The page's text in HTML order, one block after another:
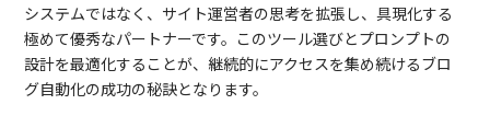
システムではなく、サイト運営者の思考を拡張し、具現化する
極めて優秀なパートナーです。このツール選びとプロンプトの
設計を最適化することが、継続的にアクセスを集め続けるブロ
グ自動化の成功の秘訣となります。